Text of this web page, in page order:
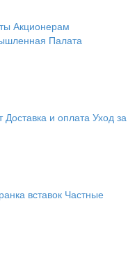
Акционерам
Палата
Доставка и оплата Уход за
вставок Частные